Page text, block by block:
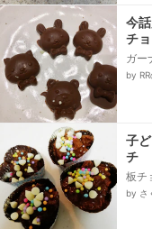
今
チ
ガー
by
子
チ
板チ
プに
by さ